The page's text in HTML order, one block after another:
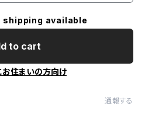
available
to cart
お住まいの方向け
通報する